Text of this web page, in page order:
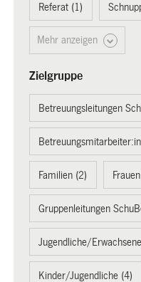
Referat (1)
Mehr anzeigen
Zielgruppe
Betreuungsleitungen
Familien (2)
Gruppenleitungen
Jugendliche/
Kinder/Jugendliche (4)